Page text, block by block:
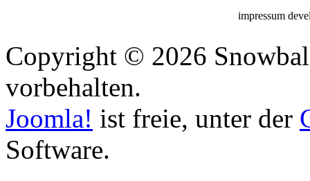
impressum
Copyright © 2026
vorbehalten.
Joomla! ist freie, unter der
Software.